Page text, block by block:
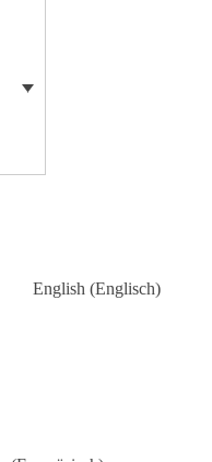
English (Englisch)